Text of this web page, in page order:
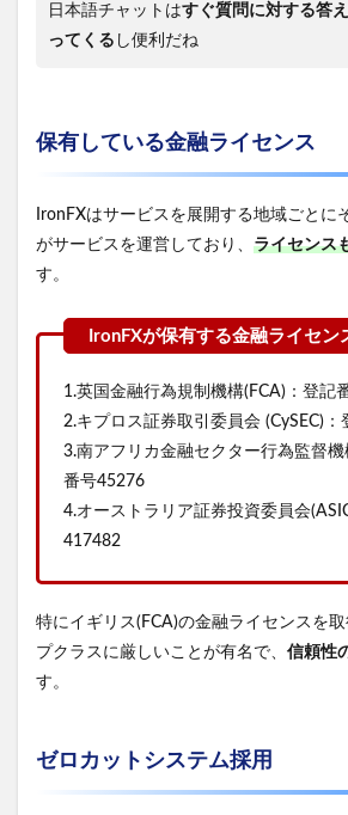
日本語チャットはすぐ質問に対する答
ってくる し便利だね
保有している金融ライセンス
IronFXはサービスを展開する地域ごとに
がサービスを運営しており、 ライセンス
す。
1.英国金融行為規制機構(FCA)：登記
2.キプロス証券取引委員会 (CySEC)
3.南アフリカ金融セクター行為監督機
番号45276
4.オーストラリア証券投資委員会
417482
特にイギリス(FCA)の金融ライセンスを
プクラスに厳しいことが有名で、 信頼性
す。
ゼロカットシステム採用